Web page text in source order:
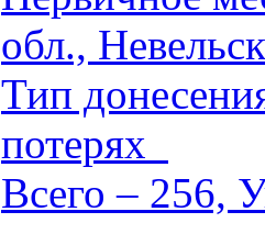
обл.,
Тип
потерях
Всего – 256,